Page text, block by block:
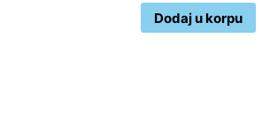
Dodaj u korpu